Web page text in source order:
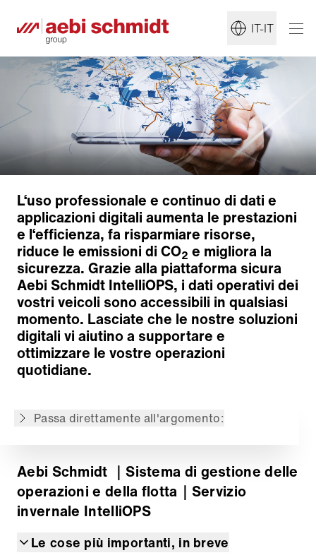
IT-IT
L‘uso professionale e continuo di dati e
applicazioni digitali aumenta le prestazioni
e l‘efficienza, fa risparmiare risorse,
riduce le emissioni di CO2 e migliora la
sicurezza. Grazie alla piattaforma sicura
Aebi Schmidt IntelliOPS, i dati operativi dei
vostri veicoli sono accessibili in qualsiasi
momento. Lasciate che le nostre soluzioni
digitali vi aiutino a supportare e
ottimizzare le vostre operazioni
quotidiane.
Passa direttamente all'argomento:
Modulo: Route Manager
Modulo: Monitoraggio
Modulo: Analisi e reportistica
Torna alla panoramica
Aebi Schmidt ｜Sistema di gestione delle
operazioni e della flotta ｜Servizio
invernale IntelliOPS
Le cose più importanti, in breve